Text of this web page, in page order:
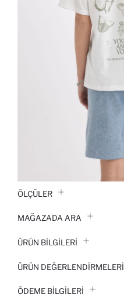
ÖLÇÜLER
MAĞAZADA ARA
ÜRÜN BILGILERI
ÜRÜN DEĞERLENDİRMELERİ
ÖDEME BİLGİLERİ